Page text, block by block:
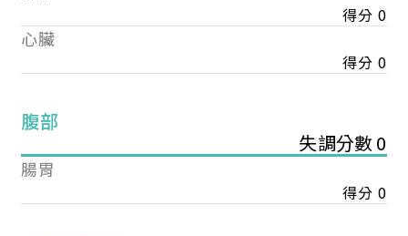
得分 0
心臟
得分 0
腹部
失調分數 0
腸胃
得分 0